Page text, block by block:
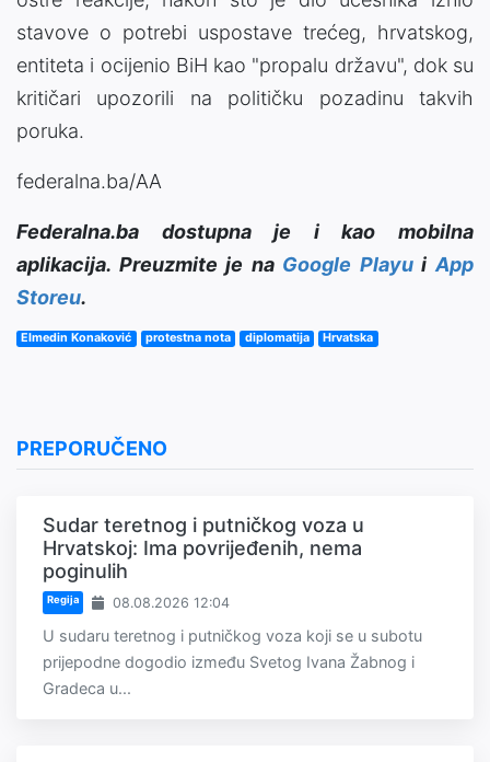
stavove o potrebi uspostave trećeg, hrvatskog,
entiteta i ocijenio BiH kao "propalu državu", dok su
kritičari upozorili na političku pozadinu takvih
poruka.
federalna.ba/AA
Federalna.ba dostupna je i kao mobilna
aplikacija. Preuzmite je na Google PlayuiApp
Storeu.
Elmedin Konaković protestna nota diplomatija Hrvatska
PREPORUČENO
Sudar teretnog i putničkog voza u
Hrvatskoj: Ima povrijeđenih, nema
poginulih
Regija 08.08.2026 12:04
U sudaru teretnog i putničkog voza koji se u subotu
prijepodne dogodio između Svetog Ivana Žabnog i
Gradeca u...